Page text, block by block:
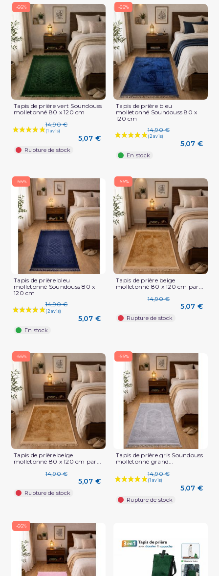
-66%
Tapis de prière vert Soundouss
molletonné 80 x 120 cm
14,90 €
5,07 €
Rupture de stock
-66%
Tapis de prière bleu
molletonné Soundouss 80 x
120 cm
14,90 €
5,07 €
En stock
-66%
Tapis de prière bleu
molletonné Soundouss 80 x
120 cm
14,90 €
5,07 €
En stock
-66%
Tapis de prière beige
molletonné 80 x 120 cm par...
14,90 €
5,07 €
Rupture de stock
-66%
Tapis de prière beige
molletonné 80 x 120 cm par...
14,90 €
5,07 €
Rupture de stock
-66%
Tapis de prière gris Soundouss
molletonné grand...
14,90 €
5,07 €
Rupture de stock
-66%